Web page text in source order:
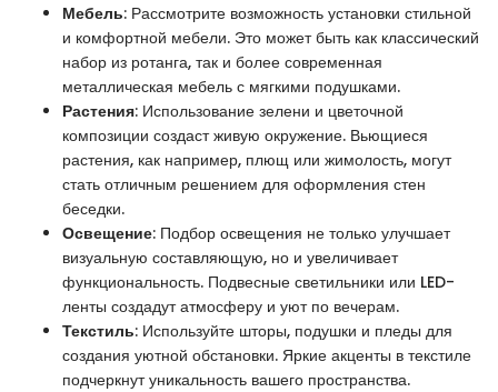
Мебель: Рассмотрите возможность установки стильной
и комфортной мебели. Это может быть как классический
набор из ротанга, так и более современная
металлическая мебель с мягкими подушками.
Растения: Использование зелени и цветочной
композиции создаст живую окружение. Вьющиеся
растения, как например, плющ или жимолость, могут
стать отличным решением для оформления стен
беседки.
Освещение: Подбор освещения не только улучшает
визуальную составляющую, но и увеличивает
функциональность. Подвесные светильники или LED-
ленты создадут атмосферу и уют по вечерам.
Текстиль: Используйте шторы, подушки и пледы для
создания уютной обстановки. Яркие акценты в текстиле
подчеркнут уникальность вашего пространства.